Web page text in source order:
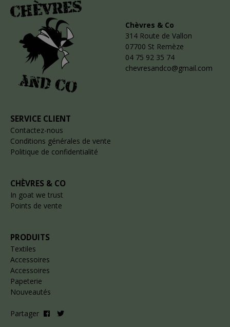
Chèvres & Co
314 Route de Vallon
07700 St Remèze
04 75 92 35 74
chevresandco@gmail.com
SERVICE CLIENT
Contactez-nous
Conditions générales de vente
Politique de confidentialité
CHÈVRES & CO
In goat we trust
Points de vente
PRODUITS
Textiles
Accessoires
Accessoires
Papeterie
Nouveautés
Partager